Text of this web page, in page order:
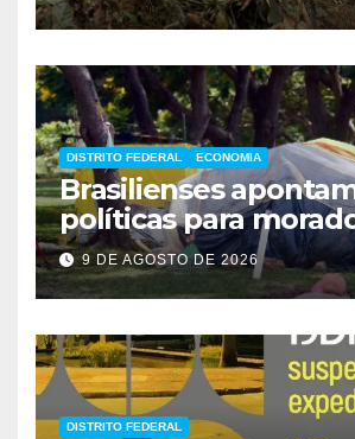
DISTRITO FEDERAL ECONOMIA
Brasilienses
políticas para
rua influenciam voto
9 DE AGOSTO DE 2026
DISTRITO FEDERAL